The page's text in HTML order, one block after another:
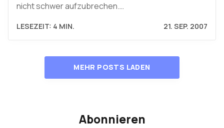
nicht schwer aufzubrechen.…
LESEZEIT: 4 MIN. 21. SEP. 2007
MEHR POSTS LADEN
Abonnieren